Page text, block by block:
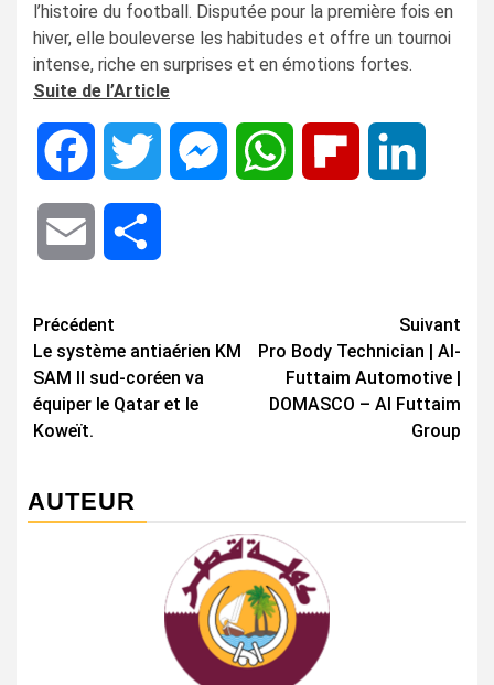
l’histoire du football. Disputée pour la première fois en
hiver, elle bouleverse les habitudes et offre un tournoi
intense, riche en surprises et en émotions fortes.
Suite de l’Article
Facebook Twitter MessengerWhatsApp Flipboard
Email
Navigation
d’article
Précédent
Le système antiaérien KM
SAM II sud-coréen va
équiper le Qatar et le
Koweït.
Suivant
Pro Body Technician | Al-
Futtaim Automotive |
DOMASCO – Al Futtaim
Group
AUTEUR